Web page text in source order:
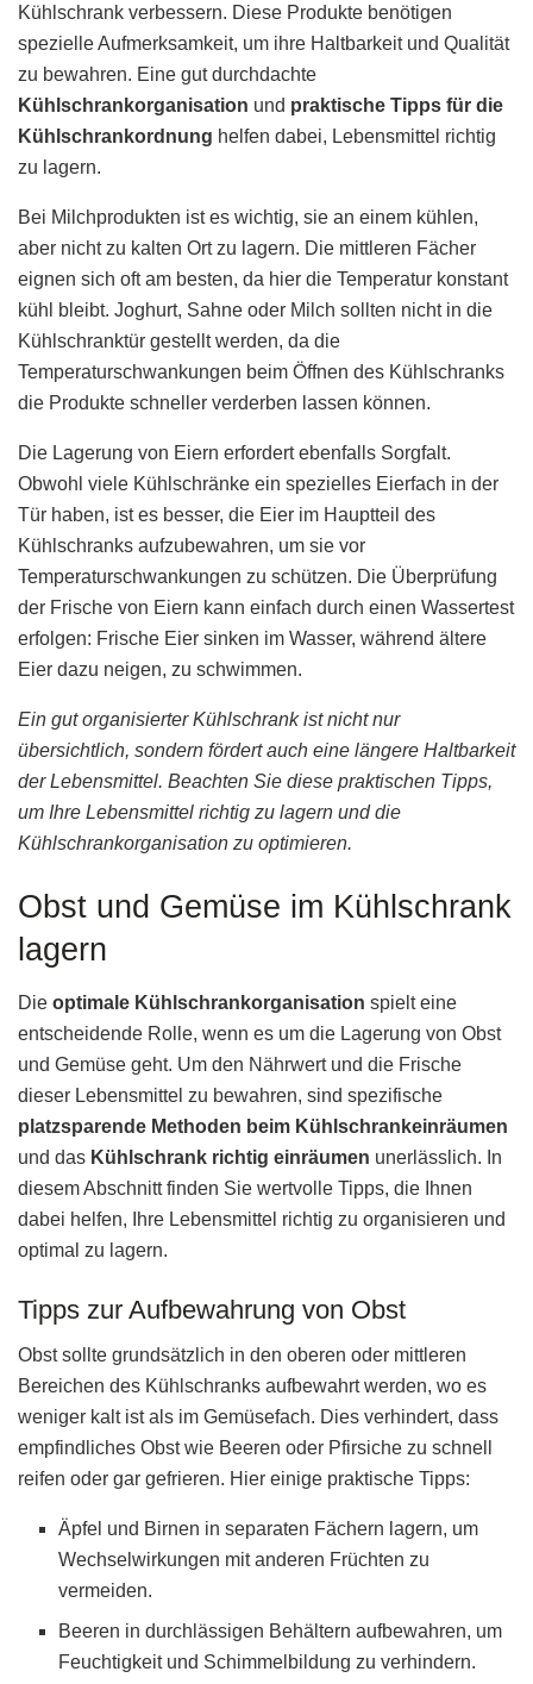
Kühlschrank verbessern. Diese Produkte benötigen
spezielle Aufmerksamkeit, um ihre Haltbarkeit und Qualität
zu bewahren. Eine gut durchdachte
Kühlschrankorganisation und praktische Tipps für die
Kühlschrankordnung helfen dabei, Lebensmittel richtig
zu lagern.
Bei Milchprodukten ist es wichtig, sie an einem kühlen,
aber nicht zu kalten Ort zu lagern. Die mittleren Fächer
eignen sich oft am besten, da hier die Temperatur konstant
kühl bleibt. Joghurt, Sahne oder Milch sollten nicht in die
Kühlschranktür gestellt werden, da die
Temperaturschwankungen beim Öffnen des Kühlschranks
die Produkte schneller verderben lassen können.
Die Lagerung von Eiern erfordert ebenfalls Sorgfalt.
Obwohl viele Kühlschränke ein spezielles Eierfach in der
Tür haben, ist es besser, die Eier im Hauptteil des
Kühlschranks aufzubewahren, um sie vor
Temperaturschwankungen zu schützen. Die Überprüfung
der Frische von Eiern kann einfach durch einen Wassertest
erfolgen: Frische Eier sinken im Wasser, während ältere
Eier dazu neigen, zu schwimmen.
Ein gut organisierter Kühlschrank ist nicht nur
übersichtlich, sondern fördert auch eine längere Haltbarkeit
der Lebensmittel. Beachten Sie diese praktischen Tipps,
um Ihre Lebensmittel richtig zu lagern und die
Kühlschrankorganisation zu optimieren.
Obst und Gemüse im Kühlschrank
lagern
Die optimale Kühlschrankorganisation spielt eine
entscheidende Rolle, wenn es um die Lagerung von Obst
und Gemüse geht. Um den Nährwert und die Frische
dieser Lebensmittel zu bewahren, sind spezifische
platzsparende Methoden beim Kühlschrankeinräumen
und das Kühlschrank richtig einräumen unerlässlich. In
diesem Abschnitt finden Sie wertvolle Tipps, die Ihnen
dabei helfen, Ihre Lebensmittel richtig zu organisieren und
optimal zu lagern.
Tipps zur Aufbewahrung von Obst
Obst sollte grundsätzlich in den oberen oder mittleren
Bereichen des Kühlschranks aufbewahrt werden, wo es
weniger kalt ist als im Gemüsefach. Dies verhindert, dass
empfindliches Obst wie Beeren oder Pfirsiche zu schnell
reifen oder gar gefrieren. Hier einige praktische Tipps:
Äpfel und Birnen in separaten Fächern lagern, um
Wechselwirkungen mit anderen Früchten zu
vermeiden.
Beeren in durchlässigen Behältern aufbewahren, um
Feuchtigkeit und Schimmelbildung zu verhindern.